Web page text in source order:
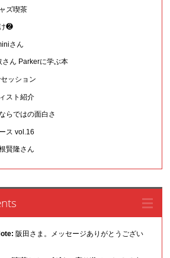
ズ喫茶
け❷
さん
ん Parkerに学ぶ本
ッション
スト紹介
らではの面白さ
ス vol.16
賢隆さん
阪田さま。メッセージありがとうござい